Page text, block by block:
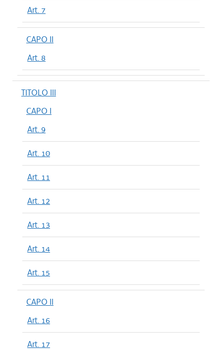
Art. 7
CAPO II
Art. 8
TITOLO III
CAPO I
Art. 9
Art. 10
Art. 11
Art. 12
Art. 13
Art. 14
Art. 15
CAPO II
Art. 16
Art. 17